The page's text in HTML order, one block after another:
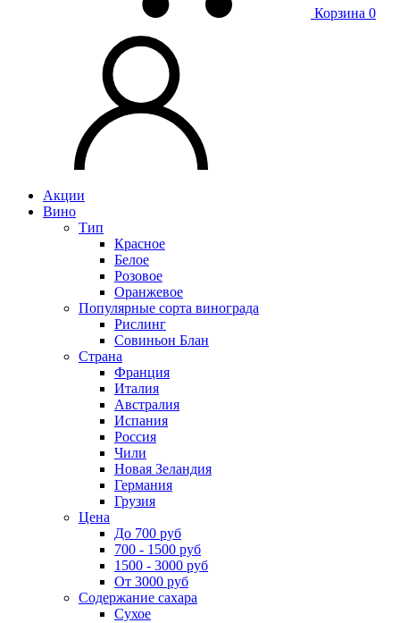
Корзина 0
Акции
Вино
Тип
Красное
Белое
Розовое
Оранжевое
Популярные сорта винограда
Рислинг
Совиньон Блан
Страна
Франция
Италия
Австралия
Испания
Россия
Чили
Новая Зеландия
Германия
Грузия
Цена
До 700 руб
700 - 1500 руб
1500 - 3000 руб
От 3000 руб
Содержание сахара
Сухое